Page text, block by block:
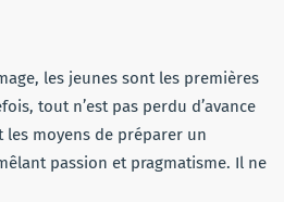
les jeunes sont les premières
tout n’est pas perdu d’avance
moyens de préparer un
passion et pragmatisme. Il ne